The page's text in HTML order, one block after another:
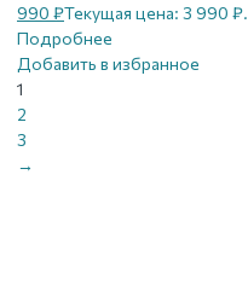
990 ₽Текущая цена: 3 990 ₽.
Подробнее
Добавить в избранное
1
2
3
→